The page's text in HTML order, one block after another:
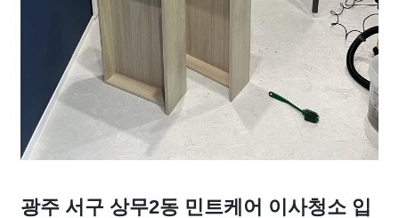
광주 서구 상무2동 민트케어 이사청소 입